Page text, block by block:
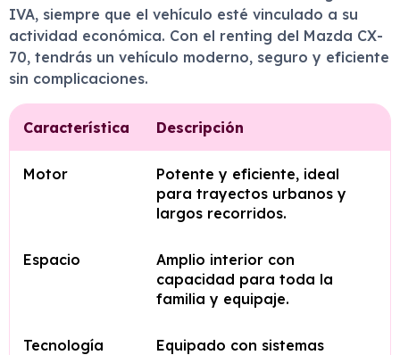
IVA, siempre que el vehículo esté vinculado a su
actividad económica. Con el renting del Mazda CX-
70, tendrás un vehículo moderno, seguro y eficiente
sin complicaciones.
Característica Descripción
Motor
Potente y eficiente, ideal
para trayectos urbanos y
largos recorridos.
Espacio
Amplio interior con
capacidad para toda la
familia y equipaje.
Tecnología
Equipado con sistemas